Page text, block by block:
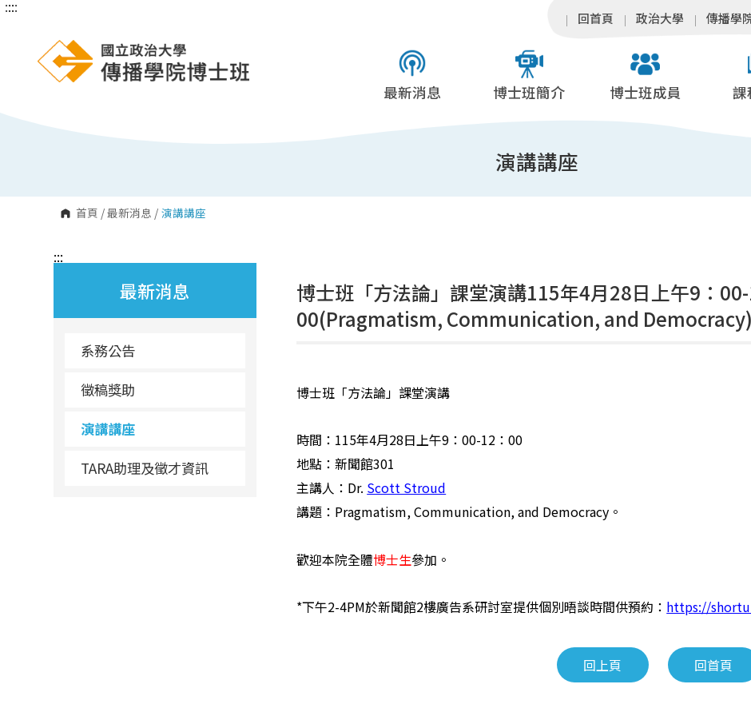
跳
:::
回首頁 政治大學 傳播學
最新消息 博士班簡介 博士班成員 課
演講講座
首頁 /最新消息 / 演講講座
:::
最新消息
系務公告
徵稿獎助
演講講座
TARA助理及徵才資訊
:::
博士班「方法論」課堂演講115年4月28日上午9：00-
00(Pragmatism, Communication, and Democracy)
博士班「方法論」課堂演講
時間：115年4月28日上午9：00-12：00
地點：新聞館301
主講人： Dr. Scott Stroud
講題：Pragmatism, Communication, and Democracy。
歡迎本院全體博士生參加。
*下午2-4PM於新聞館2樓廣告系研討室提供個別晤談時間供預約： https://
回上頁 回首頁